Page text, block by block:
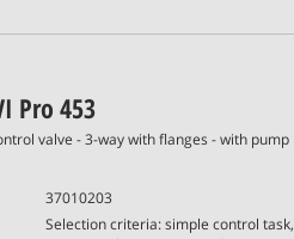
Pro 453
valve - 3-way with flanges - with pump
37010203
Selection criteria: simple control task,